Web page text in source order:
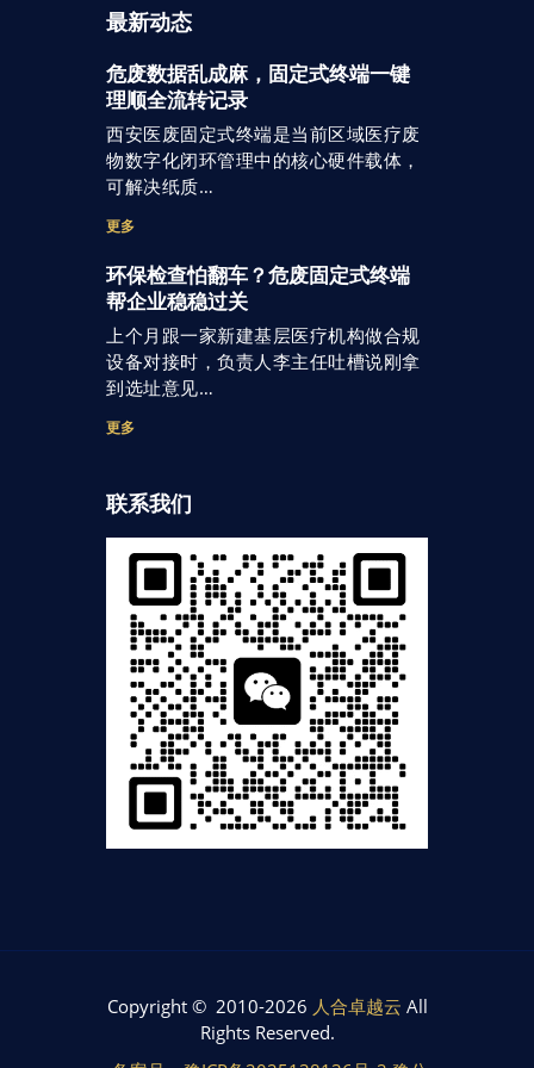
最新动态
危废数据乱成麻，固定式终端一键
理顺全流转记录
西安医废固定式终端是当前区域医疗废
物数字化闭环管理中的核心硬件载体，
可解决纸质…
更多
环保检查怕翻车？危废固定式终端
帮企业稳稳过关
上个月跟一家新建基层医疗机构做合规
设备对接时，负责人李主任吐槽说刚拿
到选址意见…
更多
联系我们
Copyright © 2010-2026 人合卓越云 All
Rights Reserved.